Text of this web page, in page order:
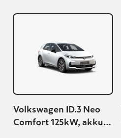
Volkswagen ID.3 Neo
Comfort 125kW, akku